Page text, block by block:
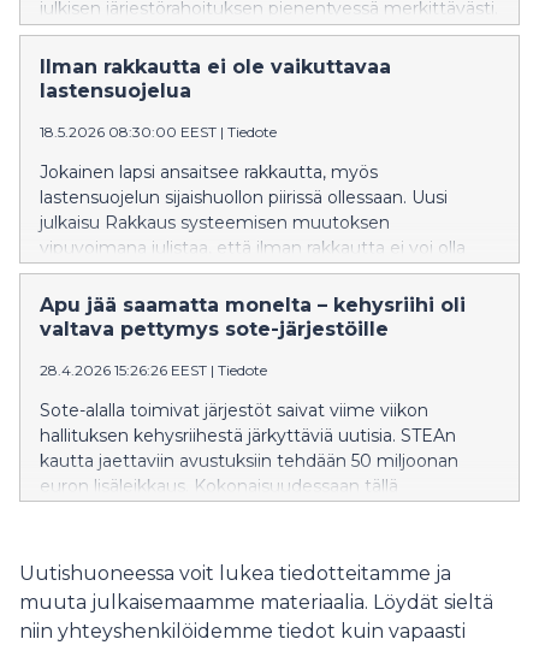
julkisen järjestörahoituksen pienentyessä merkittävästi.
Yhteiskunta, jolla ei ole varaa empatiaan ja
solidaarisuuteen, ei kasvata maailman onnellisinta
kansaa. Kansalaisjärjestöt kannattaa valjastaa
näköaloja – ja yhteiskunnalle säästöjä.
Ilman rakkautta ei ole vaikuttavaa
lastensuojelua
18.5.2026 08:30:00 EEST | Tiedote
Jokainen lapsi ansaitsee rakkautta, myös
lastensuojelun sijaishuollon piirissä ollessaan. Uusi
julkaisu Rakkaus systeemisen muutoksen
vipuvoimana julistaa, että ilman rakkautta ei voi olla
vaikuttavaa lastensuojelua sekä kuvaa, millä tavoin
sijaishuollossa voitaisiin mahdollistaa rakkauden,
välittämisen ja lämmön kokemuksia ihan jokaiselle
Apu jää saamatta monelta – kehysriihi oli
valtava pettymys sote-järjestöille
28.4.2026 15:26:26 EEST | Tiedote
Sote-alalla toimivat järjestöt saivat viime viikon
hallituksen kehysriihestä järkyttäviä uutisia. STEAn
kautta jaettaviin avustuksiin tehdään 50 miljoonan
euron lisäleikkaus. Kokonaisuudessaan tällä
euroon. Järjestöt ovat olemassa ihmisiä varten, joten
lopulta leikkaukset osuvat heille tarjottavaan apuun,
tukeen ja edunvalvontaan.
Uutishuoneessa voit lukea tiedotteitamme ja
muuta julkaisemaamme materiaalia. Löydät sieltä
niin yhteyshenkilöidemme tiedot kuin vapaasti